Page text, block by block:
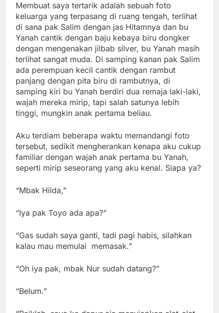
Membuat saya tertarik adalah sebuah foto
keluarga yang terpasang di ruang tengah, terlihat
di sana pak Salim dengan jas Hitamnya dan bu
Yanah cantik dengan baju kebaya biru dongker
dengan mengenakan jilbab silver, bu Yanah masih
terlihat sangat muda. Di samping kanan pak Salim
ada perempuan kecil cantik dengan rambut
panjang dengan pita biru di rambutnya, di
samping kiri bu Yanah berdiri dua remaja laki-laki,
wajah mereka mirip, tapi salah satunya lebih
tinggi, mungkin anak pertama beliau.
Aku terdiam beberapa waktu memandangi foto
tersebut, sedikit mengherankan kenapa aku cukup
familiar dengan wajah anak pertama bu Yanah,
seperti mirip seseorang yang aku kenal. Siapa ya?
“Mbak Hilda,”
“Iya pak Toyo ada apa?”
“Gas sudah saya ganti, tadi pagi habis, silahkan
kalau mau memulai memasak.”
“Oh iya pak, mbak Nur sudah datang?”
“Belum.”